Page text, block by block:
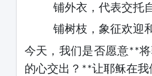
铺外衣，代表交托
铺树枝，象征欢迎
今天，我们是否愿意**
的心交出？ **让耶稣在我